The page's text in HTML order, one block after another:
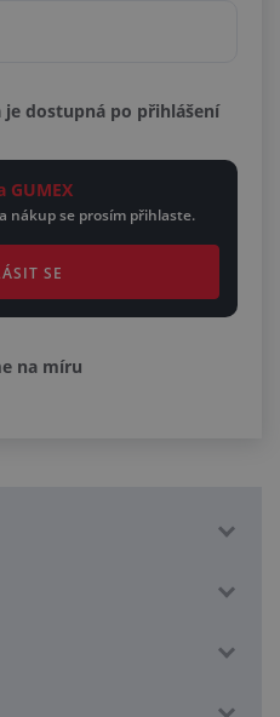
je dostupná po přihlášení
GUMEX
nákup se prosím přihlaste.
SE
na míru